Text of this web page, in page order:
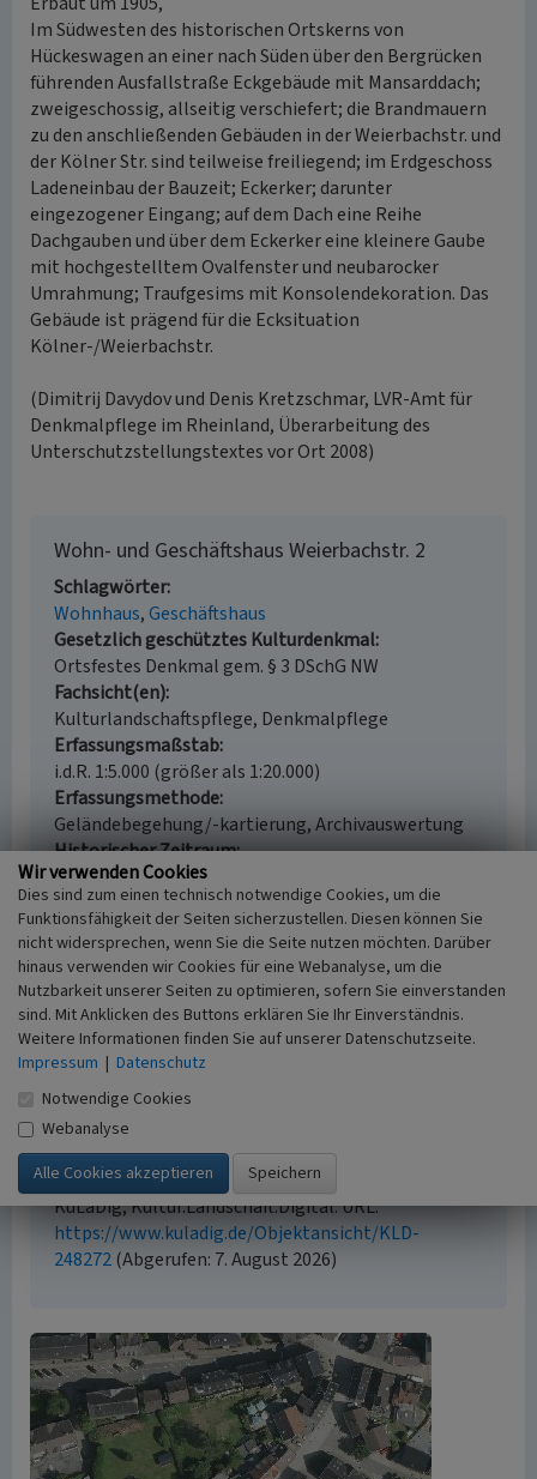
Im Südwesten des historischen Ortskerns von
Hückeswagen an einer nach Süden über den Bergrücken
führenden Ausfallstraße Eckgebäude mit Mansarddach;
zweigeschossig, allseitig verschiefert; die Brandmauern
zu den anschließenden Gebäuden in der Weierbachstr. und
der Kölner Str. sind teilweise freiliegend; im Erdgeschoss
Ladeneinbau der Bauzeit; Eckerker; darunter
eingezogener Eingang; auf dem Dach eine Reihe
Dachgauben und über dem Eckerker eine kleinere Gaube
mit hochgestelltem Ovalfenster und neubarocker
Umrahmung; Traufgesims mit Konsolendekoration. Das
Gebäude ist prägend für die Ecksituation
Kölner-/Weierbachstr.
(Dimitrij Davydov und Denis Kretzschmar, LVR-Amt für
Denkmalpflege im Rheinland, Überarbeitung des
Unterschutzstellungstextes vor Ort 2008)
Wohn- und Geschäftshaus Weierbachstr. 2
Schlagwörter
Wohnhaus Geschäftshaus
Gesetzlich geschütztes Kulturdenkmal
Ortsfestes Denkmal gem. § 3 DSchG NW
Fachsicht(en)
Kulturlandschaftspflege, Denkmalpflege
Erfassungsmaßstab
i.d.R. 1:5.000 (größer als 1:20.000)
Erfassungsmethode
Geländebegehung/-kartierung, Archivauswertung
Historischer Zeitraum
Beginn 1905
Empfohlene Zitierweise
Urheberrechtlicher Hinweis
Der hier präsentierte Inhalt ist urheberrechtlich
geschützt. Die angezeigten Medien unterliegen
möglicherweise zusätzlichen urheberrechtlichen
Bedingungen, die an diesen ausgewiesen sind.
Empfohlene Zitierweise
„Wohn- und Geschäftshaus Weierbachstr. 2”. In:
KuLaDig, Kultur.Landschaft.Digital. URL:
https://www.kuladig.de/Objektansicht/KLD-
248272(Abgerufen: 7. August 2026)
Wir verwenden Cookies
Dies sind zum einen technisch notwendige Cookies, um die
Funktionsfähigkeit der Seiten sicherzustellen. Diesen können Sie
nicht widersprechen, wenn Sie die Seite nutzen möchten. Darüber
hinaus verwenden wir Cookies für eine Webanalyse, um die
Nutzbarkeit unserer Seiten zu optimieren, sofern Sie einverstanden
sind. Mit Anklicken des Buttons erklären Sie Ihr Einverständnis.
Weitere Informationen finden Sie auf unserer Datenschutzseite.
Impressum | Datenschutz
Notwendige Cookies
Webanalyse